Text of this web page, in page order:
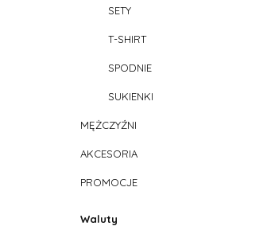
SETY
T-SHIRT
SPODNIE
SUKIENKI
MĘŻCZYŹNI
AKCESORIA
PROMOCJE
Waluty